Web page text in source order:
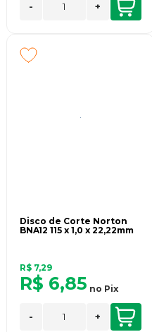
- +
Disco de Corte Norton
BNA12 115 x 1,0 x 22,22mm
R$ 7,29
R$ 6,85 no Pix
- +